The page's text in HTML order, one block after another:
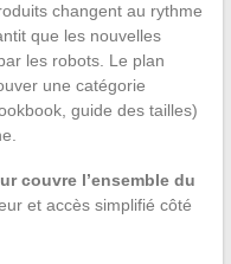
changent au rythme
que les nouvelles
les robots. Le plan
une catégorie
guide des tailles)
couvre l’ensemble du
et accès simplifié côté